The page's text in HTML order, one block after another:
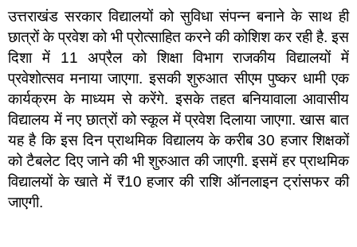
उत्तराखंड सरकार विद्यालयों को सुविधा संपन्न बनाने के साथ ही
छात्रों के प्रवेश को भी प्रोत्साहित करने की कोशिश कर रही है. इस
दिशा में 11 अप्रैल को शिक्षा विभाग राजकीय विद्यालयों में
प्रवेशोत्सव मनाया जाएगा. इसकी शुरुआत सीएम पुष्कर धामी एक
कार्यक्रम के माध्यम से करेंगे. इसके तहत बनियावाला आवासीय
विद्यालय में नए छात्रों को स्कूल में प्रवेश दिलाया जाएगा. खास बात
यह है कि इस दिन प्राथमिक विद्यालय के करीब 30 हजार शिक्षकों
को टैबलेट दिए जाने की भी शुरुआत की जाएगी. इसमें हर प्राथमिक
विद्यालयों के खाते में ₹10 हजार की राशि ऑनलाइन ट्रांसफर की
जाएगी.